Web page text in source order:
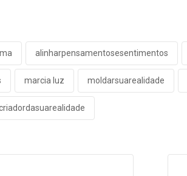
alinharpensamentosesentimentos
marcia luz moldarsuarealidade